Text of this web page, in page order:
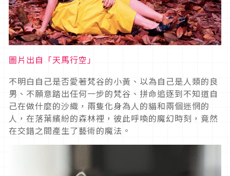
圖片出自「天馬行空」
不明白自己是否愛著梵谷的小黃、以為自己是人類的良
男、不願意踏出任何一步的梵谷、拼命追逐到不知道自
己在做什麼的沙織，兩隻化身為人的貓和兩個迷惘的
人，在落葉繽紛的森林裡，彼此呼喚的魔幻時刻，竟然
在交錯之間產生了藝術的魔法。